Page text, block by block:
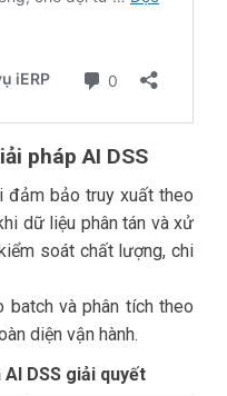
pháp AI DSS
đảm bảo truy xuất theo
dữ liệu phân tán và xử
soát chất lượng, chi
batch và phân tích theo
diện vận hành.
DSS giải quyết